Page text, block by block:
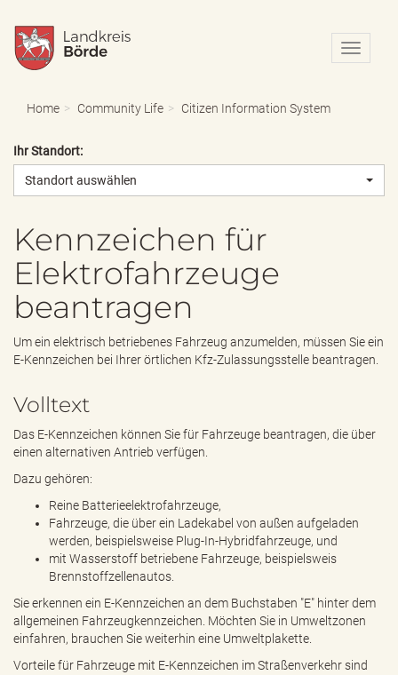
N
a
o
u
s
b
d
Home Community Life Citizen Information System
Ihr Standort:
Standort auswählen
Kennzeichen für
Elektrofahrzeuge
beantragen
Um ein elektrisch betriebenes Fahrzeug anzumelden, müssen Sie ein
E-Kennzeichen bei Ihrer örtlichen Kfz-Zulassungsstelle beantragen.
Volltext
Das E-Kennzeichen können Sie für Fahrzeuge beantragen, die über
einen alternativen Antrieb verfügen.
Dazu gehören:
Reine Batterieelektrofahrzeuge,
Fahrzeuge, die über ein Ladekabel von außen aufgeladen
werden, beispielsweise Plug-In-Hybridfahrzeuge, und
mit Wasserstoff betriebene Fahrzeuge, beispielsweis
Brennstoffzellenautos.
Sie erkennen ein E-Kennzeichen an dem Buchstaben "E" hinter dem
allgemeinen Fahrzeugkennzeichen. Möchten Sie in Umweltzonen
einfahren, brauchen Sie weiterhin eine Umweltplakette.
Vorteile für Fahrzeuge mit E-Kennzeichen im Straßenverkehr sind